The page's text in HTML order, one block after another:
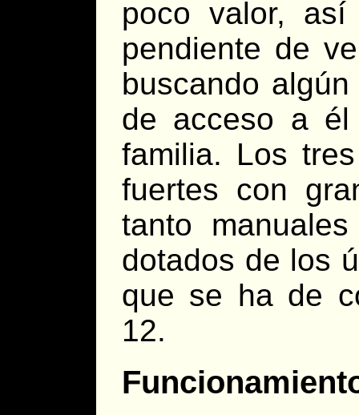
poco valor,
pendiente de
buscando
de acceso a
familia. Los
fuertes con
tanto
dotados de los
que se ha de
12.